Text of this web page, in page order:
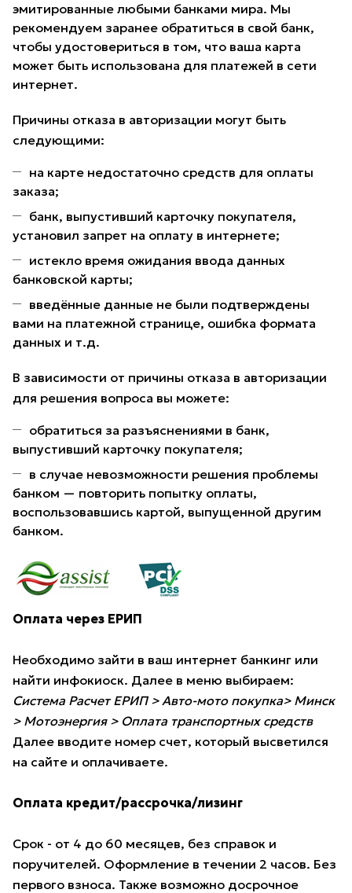
эмитированные любыми банками мира. Мы
рекомендуем заранее обратиться в свой банк,
чтобы удостовериться в том, что ваша карта
может быть использована для платежей в сети
интернет.
Причины отказа в авторизации могут быть
следующими:
на карте недостаточно средств для оплаты
заказа;
банк, выпустивший карточку покупателя,
установил запрет на оплату в интернете;
истекло время ожидания ввода данных
банковской карты;
введённые данные не были подтверждены
вами на платежной странице, ошибка формата
данных и т.д.
В зависимости от причины отказа в авторизации
для решения вопроса вы можете:
обратиться за разъяснениями в банк,
выпустивший карточку покупателя;
в случае невозможности решения проблемы
банком — повторить попытку оплаты,
воспользовавшись картой, выпущенной другим
банком.
Оплата через ЕРИП
Необходимо зайти в ваш интернет банкинг или
найти инфокиоск. Далее в меню выбираем:
Система Расчет ЕРИП > Авто-мото покупка> Минск
> Мотоэнергия > Оплата транспортных средств
Далее вводите номер счет, который высветился
на сайте и оплачиваете.
Оплата кредит/рассрочка/лизинг
Срок - от 4 до 60 месяцев, без справок и
поручителей. Оформление в течении 2 часов. Без
первого взноса. Также возможно досрочное